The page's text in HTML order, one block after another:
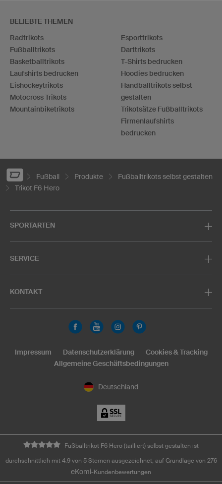
BELIEBTE THEMEN
Radtrikots
Fußballtrikots
Basketballtrikots
Laufshirts bedrucken
Eishockeytrikots
Motocross Trikots
Mountainbiketrikots
Esporttrikots
Darttrikots
T-Shirts bedrucken
Hoodies bedrucken
Handballtrikots selbst
gestalten
Trikotsätze Fußballtrikots
Firmenlaufshirts
bedrucken
Fußball Produkte
Fußballtrikots selbst gestalten
Trikot F6 Hero
SPORTARTEN
SERVICE
KONTAKT
Deutschland
Impressum Datenschutzerklärung
Cookies & Tracking
Allgemeine Geschäftsbedingungen
Fußballtrikot F6 Hero (tailliert) selbst gestalten ist
durchschnittlich mit 4.9 von 5 Sternen ausgezeichnet, auf Grundlage von 276
eKomi-Kundenbewertungen